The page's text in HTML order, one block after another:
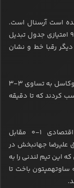
است آرسنال است.
توپچی‌ها با شکست ۳-۰ بورنموث به تنها تیم ۹ امتیازی جدول تبدیل
دیگر رقبا خط و نشان
منچستر سیتی نیز در یک دیدار جذاب مقابل نیوکاسل به تساوی ۳-۳
کردند که تا دقیقه
در دیگر دیدارهای مهم تاتنهام با برد اقتصادی ۱-۰ مقابل
سابق علیرضا جهانبخش در
که این تیم لندنی را به
فرستاد. تیم لستر سیتی نیز ۲-۱ به ساوتهمپتون باخت تا